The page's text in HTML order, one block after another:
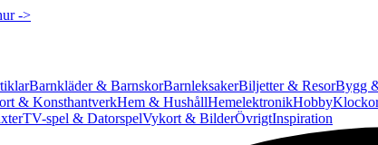
->
Barnkläder & BarnskorBarnleksakerBiljetter & ResorBygg
& KonsthantverkHem & HushållHemelektronikHobby
TV-spel & DatorspelVykort & BilderÖvrigtInspiration